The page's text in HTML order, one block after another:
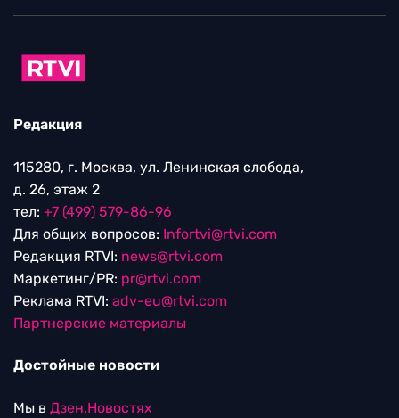
Редакция
115280, г. Москва, ул. Ленинская слобода,
д. 26, этаж 2
тел: +7 (499) 579-86-96
Для общих вопросов: Infortvi@rtvi.com
Редакция RTVI: news@rtvi.com
Маркетинг/PR: pr@rtvi.com
Реклама RTVI: adv-eu@rtvi.com
Партнерские материалы
Достойные новости
Мы в Дзен.Новостях